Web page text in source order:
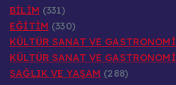
BİLİM (331)
EĞİTİM (330)
KÜLTÜR SANAT VE GASTRONOMİ
KÜLTÜR SANAT VE GASTRONOMİ
SAĞLIK VE YAŞAM (288)